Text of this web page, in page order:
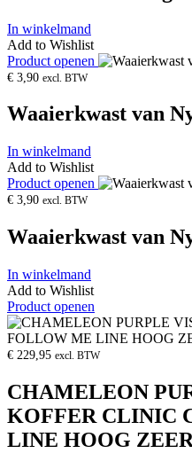
In winkelmand
Add to Wishlist
Product openen
€ 3,90 excl. BTW
Waaierkwast van
In winkelmand
Add to Wishlist
Product openen
€ 3,90 excl. BTW
Waaierkwast van
In winkelmand
Add to Wishlist
Product openen
€ 229,95 excl. BTW
CHAMELEON
KOFFER CLINIC
LINE HOOG